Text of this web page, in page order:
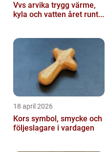
Vvs arvika trygg värme,
kyla och vatten året runt...
18 april 2026
Kors symbol, smycke och
följeslagare i vardagen